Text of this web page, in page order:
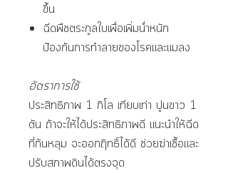
ขึ้น
ฉีดพืชตระกูลใบเพื่อเพิ่มน่ำหนัก
ป้องกันการทำลายของโรคและแมลง
อัตราการใช้
ประสิทธิภาพ 1 กิโล เทียบเท่า ปูนขาว 1
ตัน ถ้าจะให้ได้ประสิทธิภาพดี แนะนำให้ฉีด
ที่ก้นหลุม จะออกฤิทธิ์ได้ดี ช่วยฆ่าเชื้อและ
ปรับสภาพดินได้ตรงจุด